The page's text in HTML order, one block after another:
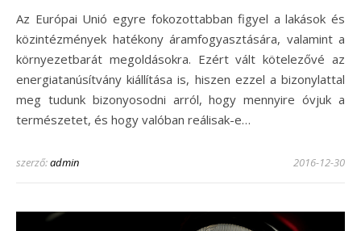
Az Európai Unió egyre fokozottabban figyel a lakások és
közintézmények hatékony áramfogyasztására, valamint a
környezetbarát megoldásokra. Ezért vált kötelezővé az
energiatanúsítvány kiállítása is, hiszen ezzel a bizonylattal
meg tudunk bizonyosodni arról, hogy mennyire óvjuk a
természetet, és hogy valóban reálisak-e…
szerző:admin 2016-12-30